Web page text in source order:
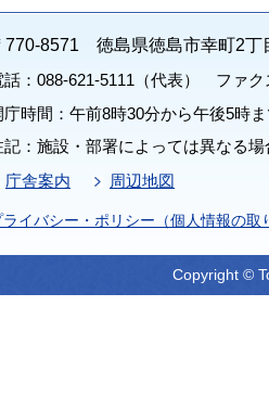
770-8571 徳島県徳島市幸町2丁
話：088-621-5111（代表） ファク
庁時間：午前8時30分から午後5時
記：施設・部署によっては異なる
庁舎案内
周辺地図
ライバシー・ポリシー（個人情報の取
Copyright ©